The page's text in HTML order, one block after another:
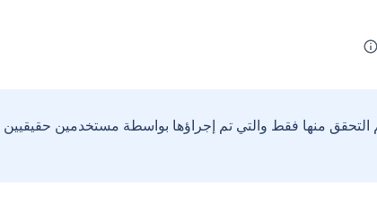
منها فقط والتي تم إجراؤها بواسطة مستخدمين